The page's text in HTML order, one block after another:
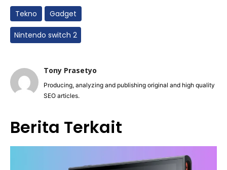
Tekno Gadget
Nintendo switch 2
Tony Prasetyo
Producing, analyzing and publishing original and high quality
SEO articles.
Berita Terkait